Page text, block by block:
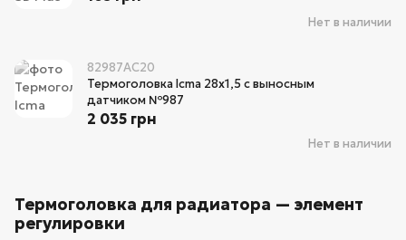
Нет в наличии
82987AC20
Термоголовка Icma 28х1,5 с выносным
датчиком №987
Нет в наличии
2 035 грн
Термоголовка для радиатора — элемент
регулировки